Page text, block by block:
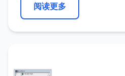
阅读更多